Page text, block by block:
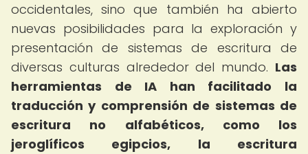
occidentales, sino que también ha abierto
nuevas posibilidades para la exploración y
presentación de sistemas de escritura de
diversas culturas alrededor del mundo. Las
herramientas de IA han facilitado la
traducción y comprensión de sistemas de
escritura no alfabéticos, como los
jeroglíficos egipcios, la escritura